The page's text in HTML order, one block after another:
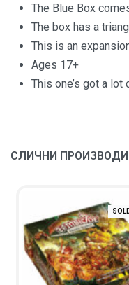
The Blue Box
The box has a
This is an
Ages 17+
This one’s got a lot
СЛИЧНИ ПРОИЗВОДИ